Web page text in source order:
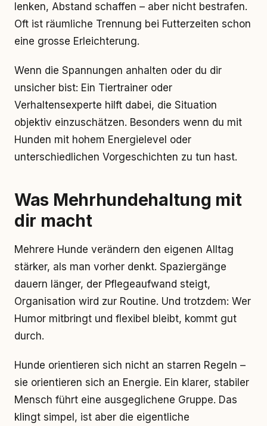
lenken, Abstand schaffen – aber nicht bestrafen.
Oft ist räumliche Trennung bei Futterzeiten schon
eine grosse Erleichterung.
Wenn die Spannungen anhalten oder du dir
unsicher bist: Ein Tiertrainer oder
Verhaltensexperte hilft dabei, die Situation
objektiv einzuschätzen. Besonders wenn du mit
Hunden mit hohem Energielevel oder
unterschiedlichen Vorgeschichten zu tun hast.
Was Mehrhundehaltung mit
dir macht
Mehrere Hunde verändern den eigenen Alltag
stärker, als man vorher denkt. Spaziergänge
dauern länger, der Pflegeaufwand steigt,
Organisation wird zur Routine. Und trotzdem: Wer
Humor mitbringt und flexibel bleibt, kommt gut
durch.
Hunde orientieren sich nicht an starren Regeln –
sie orientieren sich an Energie. Ein klarer, stabiler
Mensch führt eine ausgeglichene Gruppe. Das
klingt simpel, ist aber die eigentliche